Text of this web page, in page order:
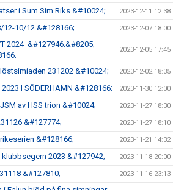
i Sum Sim Riks &#10024; 2023-12-11 12:38
12-10/12 &#128166; 2023-12-07 18:00
2024 &#127946;&#8205;
2023-12-05 17:45
231202 &#10024; 2023-12-02 18:35
I SÖDERHAMN &#128166; 2023-11-30 12:00
av HSS trion &#10024; 2023-11-27 18:30
&#127774; 2023-11-27 18:10
&#128166; 2023-11-21 14:32
2023 &#127942; 2023-11-18 20:00
&#127810; 2023-11-16 23:13